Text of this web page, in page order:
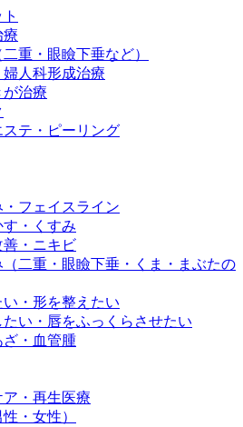
療
重・眼瞼下垂など）
人科形成治療
が治療
ステ・ピーリング
・フェイスライン
・くすみ
・ニキビ
（二重・眼瞼下垂・くま・まぶたの
・形を整えたい
たい・唇をふっくらさせたい
・血管腫
・再生医療
・女性）